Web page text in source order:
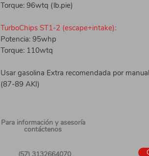
Torque: 96wtq (lb.pie)
TurboChips ST1-2 (escape+intake):
Potencia: 95whp
Torque: 110wtq
Usar gasolina Extra recomendada por
(87-89 AKI)
Para información y asesoría
contáctenos